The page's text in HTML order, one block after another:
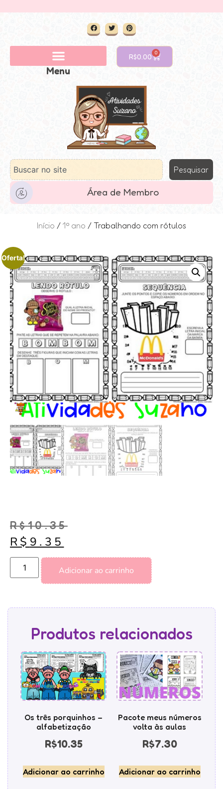
Menu
R$0.00 0
Pesquisar
Área de Membro
Início / 1º ano / Trabalhando com rótulos
Oferta!
R$10.35
R$ 9.35
Adicionar ao carrinho
Produtos relacionados
Os três porquinhos –
alfabetização
R$10.35
Adicionar ao carrinho
Pacote meus números
volta às aulas
R$7.30
Adicionar ao carrinho